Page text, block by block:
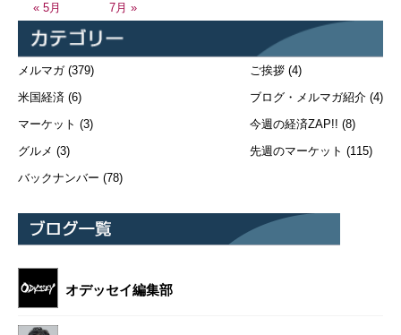
« 5月 7月 »
メルマガ(379)
米国経済 (6)
マーケット (3)
グルメ (3)
バックナンバー (78)
ご挨拶 (4)
ブログ・メルマガ紹介 (4)
今週の経済ZAP!! (8)
先週のマーケット (115)
オデッセイ編集部